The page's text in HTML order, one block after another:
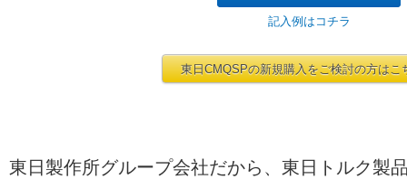
記入例はコチラ
東日CMQSPの新規購入をご検討の方はこ
東日製作所グループ会社だから、東日トルク製